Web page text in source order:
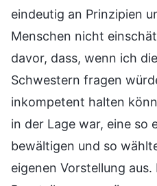
eindeutig an Prinzipien
Menschen nicht
davor, dass, wenn ich
Schwestern fragen
inkompetent halten
in der Lage war, eine so
bewältigen und so
eigenen Vorstellung